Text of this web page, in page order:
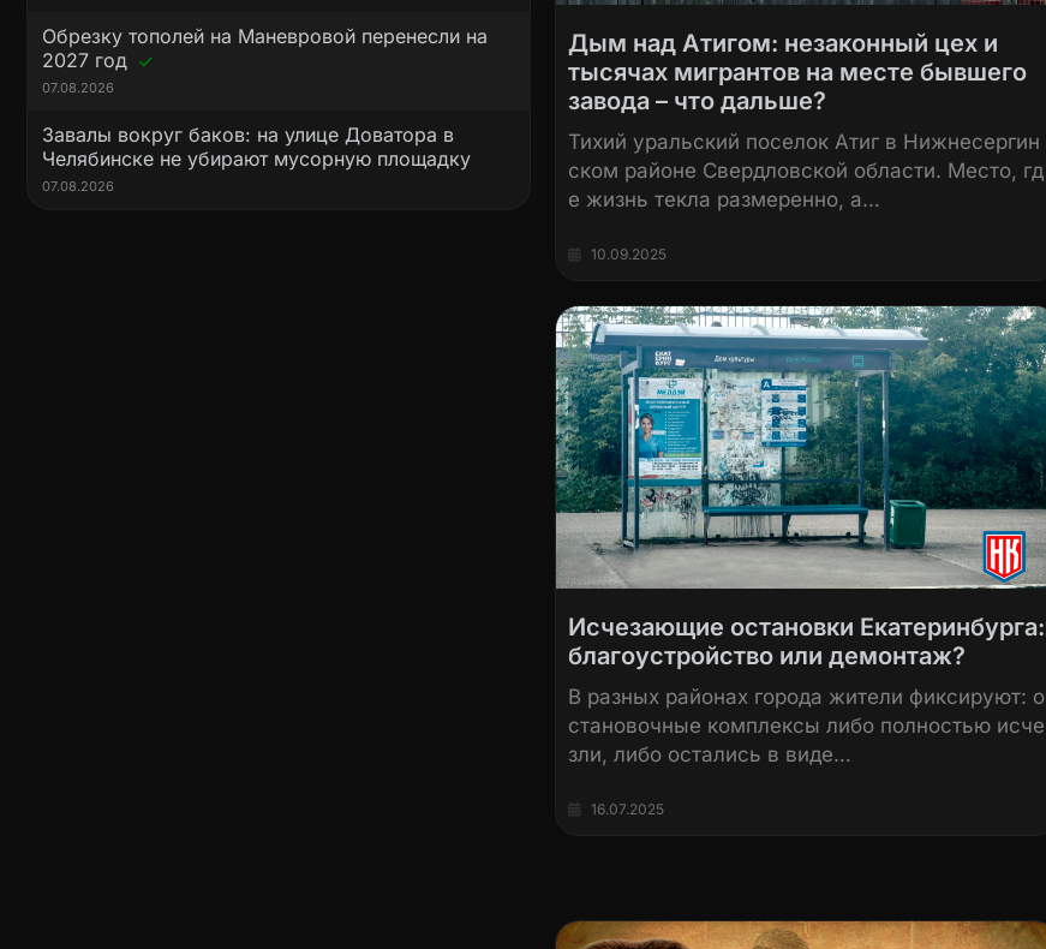
Обрезку тополей на Маневровой перенесли на
2027 год
07.08.2026
Завалы вокруг баков: на улице Доватора в
Челябинске не убирают мусорную площадку
07.08.2026
Дым над Атигом: незаконный цех и
тысячах мигрантов на месте бывшего
завода – что дальше?
Тихий уральский поселок Атиг в Нижнесергин
ском районе Свердловской области. Место, гд
е жизнь текла размеренно, а…
10.09.2025
Исчезающие остановки Екатеринбурга:
благоустройство или демонтаж?
В разных районах города жители фиксируют: о
становочные комплексы либо полностью исче
зли, либо остались в виде…
16.07.2025